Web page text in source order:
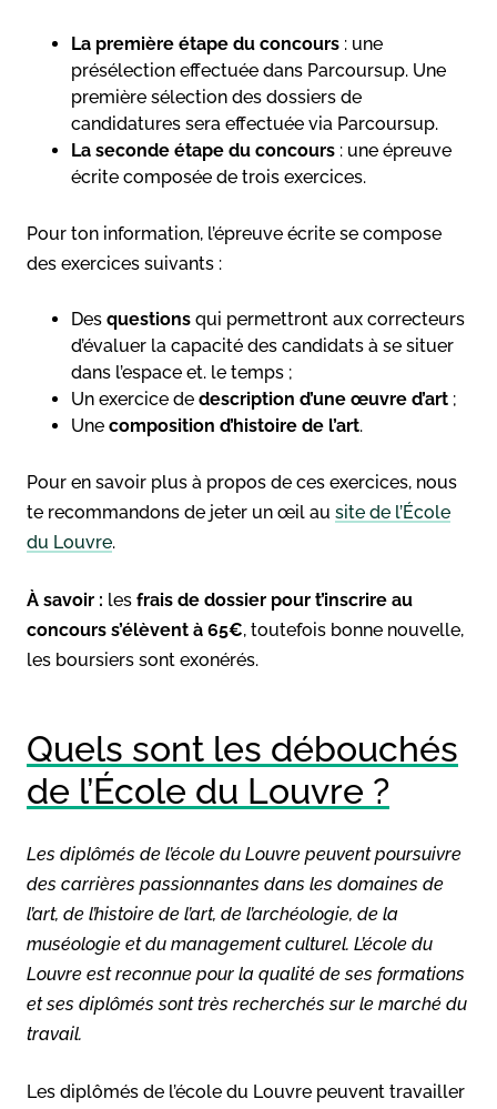
La première étape du concours : une
présélection effectuée dans Parcoursup. Une
première sélection des dossiers de
candidatures sera effectuée via Parcoursup.
La seconde étape du concours : une épreuve
écrite composée de trois exercices.
Pour ton information, l’épreuve écrite se compose
des exercices suivants :
Des questions qui permettront aux correcteurs
d’évaluer la capacité des candidats à se situer
dans l’espace et. le temps ;
Un exercice de description d’une œuvre d’art ;
Une composition d’histoire de l’art.
Pour en savoir plus à propos de ces exercices, nous
te recommandons de jeter un œil au site de l’École
du Louvre.
À savoir : les frais de dossier pour t’inscrire au
concours s’élèvent à 65€, toutefois bonne nouvelle,
les boursiers sont exonérés.
Quels sont les débouchés
de l’École du Louvre ?
Les diplômés de l’école du Louvre peuvent poursuivre
des carrières passionnantes dans les domaines de
l’art, de l’histoire de l’art, de l’archéologie, de la
muséologie et du management culturel. L’école du
Louvre est reconnue pour la qualité de ses formations
et ses diplômés sont très recherchés sur le marché du
travail.
Les diplômés de l’école du Louvre peuvent travailler